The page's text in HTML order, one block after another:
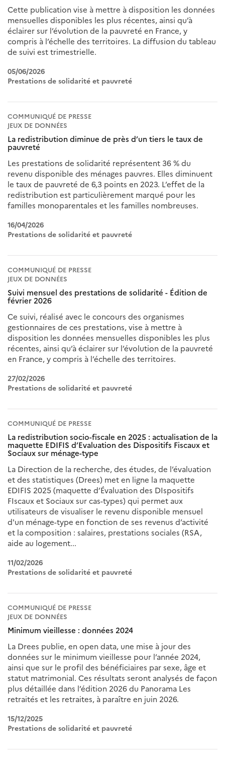
Cette publication vise à mettre à disposition les données
mensuelles disponibles les plus récentes, ainsi qu’à
éclairer sur l’évolution de la pauvreté en France, y
compris à l’échelle des territoires. La diffusion du tableau
de suivi est trimestrielle.
05/06/2026
Prestations de solidarité et pauvreté
COMMUNIQUÉ DE PRESSE
JEUX DE DONNÉES
La redistribution diminue de près d’un tiers le taux de
pauvreté
Les prestations de solidarité représentent 36 % du
revenu disponible des ménages pauvres. Elles diminuent
le taux de pauvreté de 6,3 points en 2023. L’effet de la
redistribution est particulièrement marqué pour les
familles monoparentales et les familles nombreuses.
16/04/2026
Prestations de solidarité et pauvreté
COMMUNIQUÉ DE PRESSE
JEUX DE DONNÉES
Suivi mensuel des prestations de solidarité - Édition de
février 2026
Ce suivi, réalisé avec le concours des organismes
gestionnaires de ces prestations, vise à mettre à
disposition les données mensuelles disponibles les plus
récentes, ainsi qu’à éclairer sur l’évolution de la pauvreté
en France, y compris à l’échelle des territoires.
27/02/2026
Prestations de solidarité et pauvreté
COMMUNIQUÉ DE PRESSE
La redistribution socio-fiscale en 2025 : actualisation de la
maquette EDIFIS d’Evaluation des Dispositifs Fiscaux et
Sociaux sur ménage-type
La Direction de la recherche, des études, de l’évaluation
et des statistiques (Drees) met en ligne la maquette
EDIFIS 2025 (maquette d’Évaluation des DIspositifs
FIscaux et Sociaux sur cas-types) qui permet aux
utilisateurs de visualiser le revenu disponible mensuel
d'un ménage-type en fonction de ses revenus d’activité
et la composition : salaires, prestations sociales (RSA,
aide au logement...
11/02/2026
Prestations de solidarité et pauvreté
COMMUNIQUÉ DE PRESSE
JEUX DE DONNÉES
Minimum vieillesse : données 2024
La Drees publie, en open data, une mise à jour des
données sur le minimum vieillesse pour l’année 2024,
ainsi que sur le profil des bénéficiaires par sexe, âge et
statut matrimonial. Ces résultats seront analysés de façon
plus détaillée dans l’édition 2026 du Panorama Les
retraités et les retraites, à paraître en juin 2026.
15/12/2025
Prestations de solidarité et pauvreté